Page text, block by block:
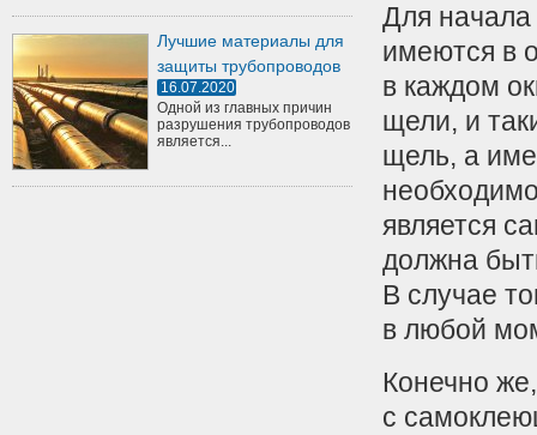
Лучшие материалы для
защиты трубопроводов
16.07.2020
Одной из главных причин
разрушения трубопроводов
является...
Для
имеются в
в каждом
щели, и
щель, а
является
должна
В случае
в любой
Конечно
с